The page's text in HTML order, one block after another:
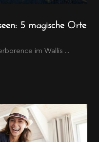
5 magische Orte
im Wallis ...